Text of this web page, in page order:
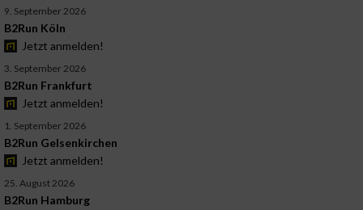
9. September 2026
B2Run Köln
Jetzt anmelden!
3. September 2026
B2Run Frankfurt
Jetzt anmelden!
1. September 2026
B2Run Gelsenkirchen
Jetzt anmelden!
25. August 2026
B2Run Hamburg